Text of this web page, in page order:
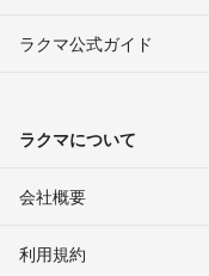
ラクマ公式ガイド
ラクマについて
会社概要
利用規約